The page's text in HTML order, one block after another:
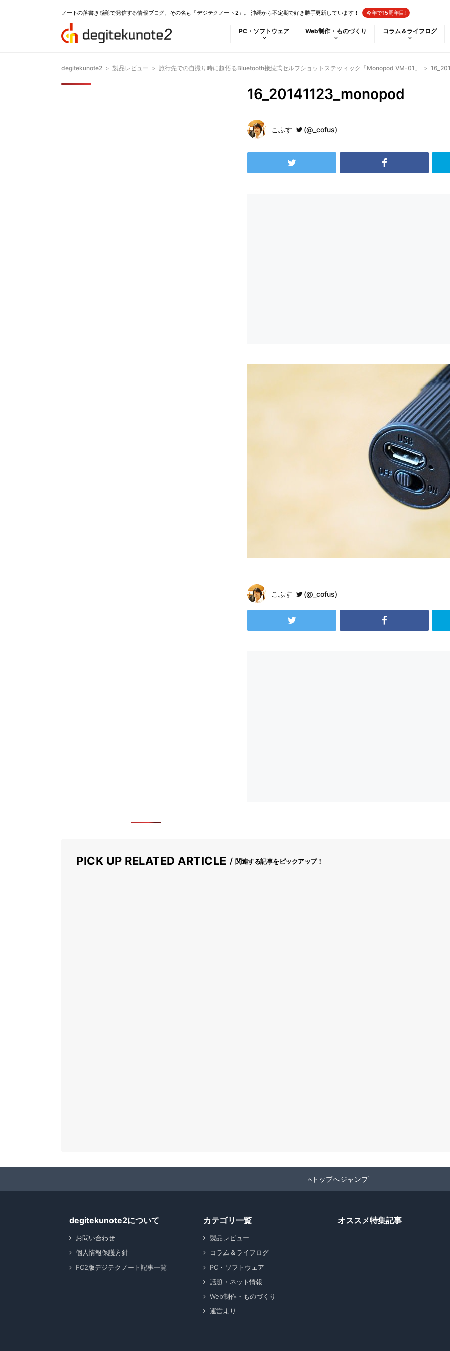
ノートの落書き感覚で発信する情報ブログ、その名も「デジテクノート2」。 沖縄から不定期で好き勝手更新しています！ 今年で15周年目!
PC・ソフトウェア Web制作・ものづくり コラム＆ライフログ
degitekunote2 > 製品レビュー > 旅行先での自撮り時に超悟るBluetooth接続式セルフショットステッィック「Monopod VM-01」 >
16_20141123_monopod
こふす (@_cofus)
こふす (@_cofus)
PICK UP RELATED ARTICLE 関連する記事をピックアップ！
トップへジャンプ
degitekunote2について
お問い合わせ
個人情報保護方針
FC2版デジテクノート記事一覧
カテゴリ一覧
製品レビュー
コラム＆ライフログ
PC・ソフトウェア
話題・ネット情報
Web制作・ものづくり
運営より
オススメ特集記事